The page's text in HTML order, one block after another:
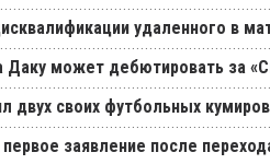
удаленного в
Даку может дебютировать за
двух своих футбольных кумиров
заявление после